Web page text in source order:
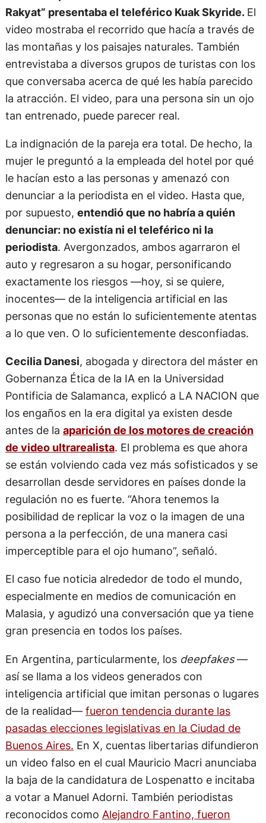
Rakyat” presentaba el teleférico Kuak Skyride. El
video mostraba el recorrido que hacía a través de
las montañas y los paisajes naturales. También
entrevistaba a diversos grupos de turistas con los
que conversaba acerca de qué les había parecido
la atracción. El video, para una persona sin un ojo
tan entrenado, puede parecer real.
La indignación de la pareja era total. De hecho, la
mujer le preguntó a la empleada del hotel por qué
le hacían esto a las personas y amenazó con
denunciar a la periodista en el video. Hasta que,
por supuesto, entendió que no habría a quién
denunciar: no existía ni el teleférico ni la
periodista. Avergonzados, ambos agarraron el
auto y regresaron a su hogar, personificando
exactamente los riesgos —hoy, si se quiere,
inocentes— de la inteligencia artificial en las
personas que no están lo suficientemente atentas
a lo que ven. O lo suficientemente desconfiadas.
Cecilia Danesi, abogada y directora del máster en
Gobernanza Ética de la IA en la Universidad
Pontificia de Salamanca, explicó a LA NACION que
los engaños en la era digital ya existen desde
antes de la aparición de los motores de creación
de video ultrarealista. El problema es que ahora
se están volviendo cada vez más sofisticados y se
desarrollan desde servidores en países donde la
regulación no es fuerte. “Ahora tenemos la
posibilidad de replicar la voz o la imagen de una
persona a la perfección, de una manera casi
imperceptible para el ojo humano”, señaló.
El caso fue noticia alrededor de todo el mundo,
especialmente en medios de comunicación en
Malasia, y agudizó una conversación que ya tiene
gran presencia en todos los países.
En Argentina, particularmente, los deepfakes—
así se llama a los videos generados con
inteligencia artificial que imitan personas o lugares
de la realidad— fueron tendencia durante las
pasadas elecciones legislativas en la Ciudad de
Buenos Aires. En X, cuentas libertarias difundieron
un video falso en el cual Mauricio Macri anunciaba
la baja de la candidatura de Lospenatto e incitaba
a votar a Manuel Adorni. También periodistas
reconocidos como Alejandro Fantino, fueron